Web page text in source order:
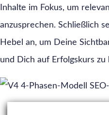
Inhalte im Fokus, um
anzusprechen. Schließlich
Hebel an, um Deine
und Dich auf Erfolgskurs zu